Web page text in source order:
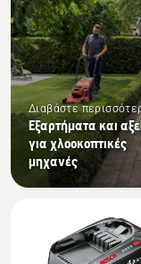
Διαβάστε
Εξαρτήματα και
για χλοοκοπτικές
μηχανές